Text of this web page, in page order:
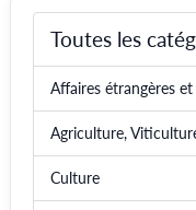
Toutes les
Affaires étrangères
Agriculture,
Culture